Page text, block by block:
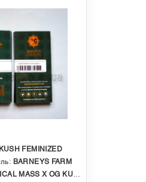
FEMINIZED
BARNEYS FARM
MASS X OG KUSH